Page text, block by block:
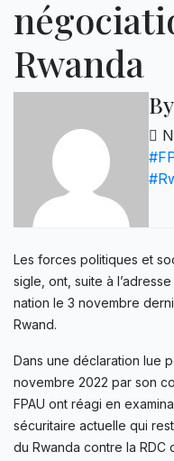
Rwanda
By
Les forces politiques et
sigle, ont, suite à
nation le 3 novembre
Rwand.
Dans une déclaration lue
novembre 2022 par son
FPAU ont réagi en
sécuritaire actuelle qui
du Rwanda contre la RDC